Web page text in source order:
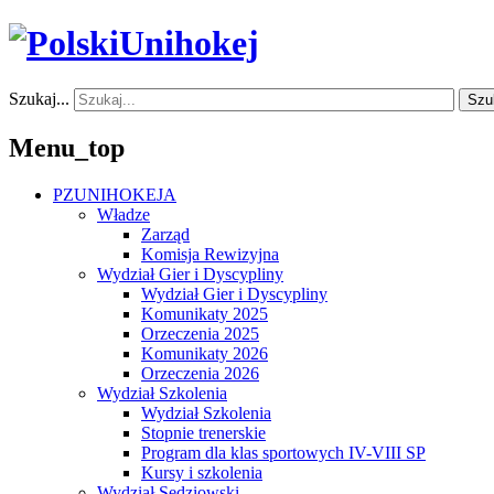
Szukaj...
Menu_top
PZUNIHOKEJA
Władze
Zarząd
Komisja Rewizyjna
Wydział Gier i Dyscypliny
Wydział Gier i Dyscypliny
Komunikaty 2025
Orzeczenia 2025
Komunikaty 2026
Orzeczenia 2026
Wydział Szkolenia
Wydział Szkolenia
Stopnie trenerskie
Program dla klas sportowych IV-VIII SP
Kursy i szkolenia